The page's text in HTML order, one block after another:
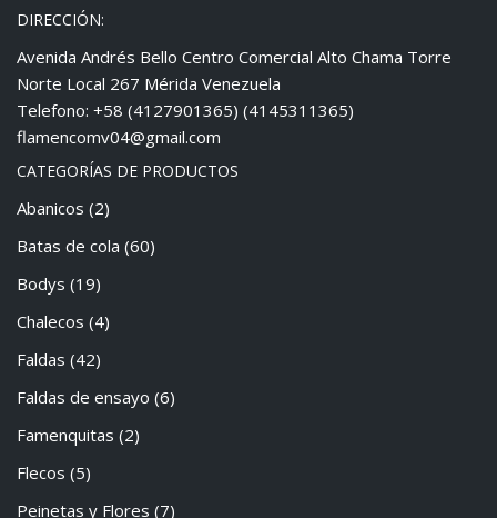
DIRECCIÓN:
Avenida Andrés Bello Centro Comercial Alto Chama Torre
Norte Local 267 Mérida Venezuela
Telefono: +58 (4127901365) (4145311365)
flamencomv04@gmail.com
CATEGORÍAS DE PRODUCTOS
Abanicos (2)
Batas de cola (60)
Bodys (19)
Chalecos (4)
Faldas (42)
Faldas de ensayo (6)
Famenquitas (2)
Flecos (5)
Peinetas y Flores (7)